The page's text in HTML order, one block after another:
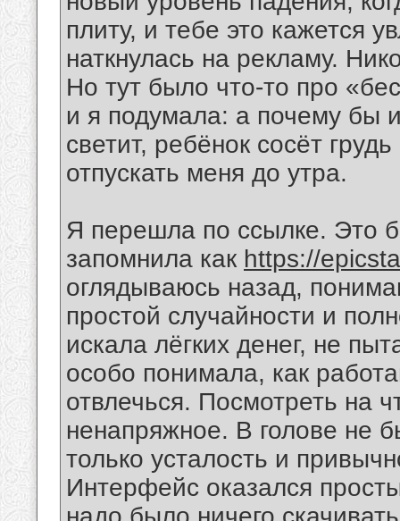
плиту, и тебе это кажется
наткнулась на рекламу.
Но тут было что-то про
и я подумала: а почему бы
светит, ребёнок сосёт
отпускать меня до утра.
Я перешла по ссылке. Это
запомнила как https://
оглядываюсь назад,
простой случайности и
искала лёгких денег, не
особо понимала, как
отвлечься. Посмотреть на
ненапряжное. В голове не
только усталость и
Интерфейс оказался